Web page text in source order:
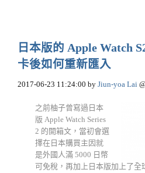
日本版的 Apple Watch
卡後如何重新匯入
2017-06-23 11:24:00 by Jiun-yoa Lai
之前柚子曾寫過日本
版 Apple Watch Series
2 的開箱文，當初會選
擇在日本購買主因就
是外國人滿 5000 日幣
可免稅，再加上日本版加上了全